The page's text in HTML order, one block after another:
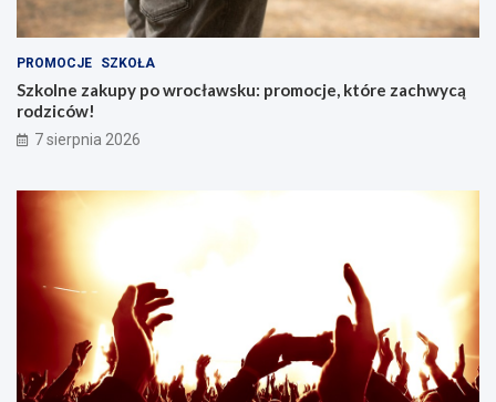
PROMOCJE SZKOŁA
Szkolne zakupy po wrocławsku: promocje, które zachwycą
rodziców!
7 sierpnia 2026